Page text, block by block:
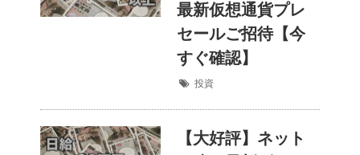
最新仮想通貨プレ
セールご招待【今
すぐ確認】
投資
【大好評】ネット